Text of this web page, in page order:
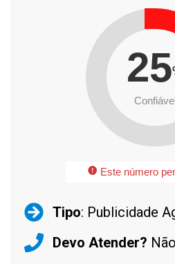
25
Este número
Tipo: Publicidade
Devo Atender? Não